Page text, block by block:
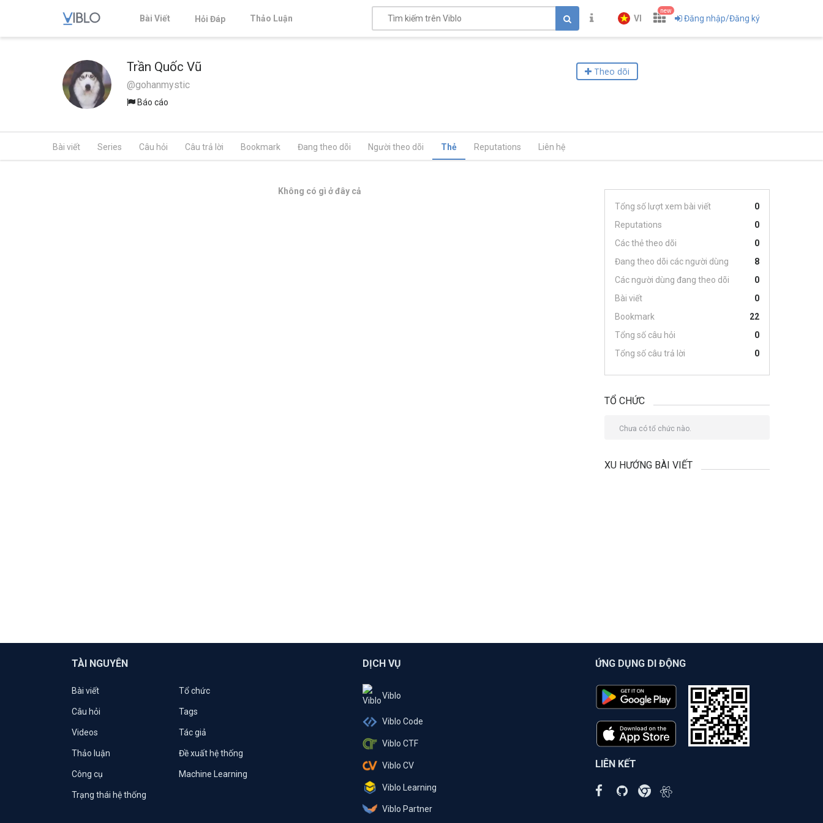
Bài Viết Hỏi Đáp Thảo Luận VI
new
Đăng nhập/Đăng ký
Trần Quốc Vũ
@gohanmystic
Báo cáo
Theo dõi
Bài viết Series Câu hỏi Câu trả lời Bookmark Đang theo dõi Người theo dõi Thẻ Reputations Liên hệ
Không có gì ở đây cả
Tổng số lượt xem bài viết
0
Reputations
0
Các thẻ theo dõi
0
Đang theo dõi các người dùng
8
Các người dùng đang theo dõi
0
Bài viết
0
Bookmark
22
Tổng số câu hỏi
0
Tổng số câu trả lời
0
TỔ CHỨC
Chưa có tổ chức nào.
XU HƯỚNG BÀI VIẾT
TÀI NGUYÊN
Bài viết Tổ chức
Câu hỏi Tags
Videos Tác giả
Thảo luận Đề xuất hệ thống
Công cụ Machine Learning
Trạng thái hệ thống
DỊCH VỤ
Viblo
Viblo Code
Viblo CTF
Viblo CV
Viblo Learning
Viblo Partner
ỨNG DỤNG DI ĐỘNG
LIÊN KẾT